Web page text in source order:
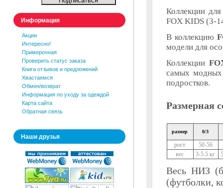
Информация
Акции
Интересно!
Примерочная
Проверить статус заказа
Книга отзывов и предложений
Хвастаемся
Обмен/возврат
Информация по уходу за одеждой
Карта сайта
Обратная связь
Наши друзья
Коллекции
FOX KIDS (3-
В коллекцию
модели для
Коллекции
самых модных
подростков.
Размерная
размер 0/3
рост
50-56
вес
3-5.5 кг
Весь НИЗ
(футболки,